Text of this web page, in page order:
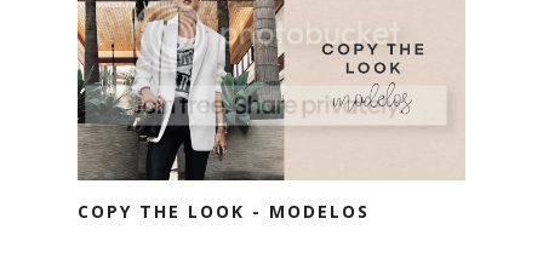
COPY THE LOOK - MODELOS